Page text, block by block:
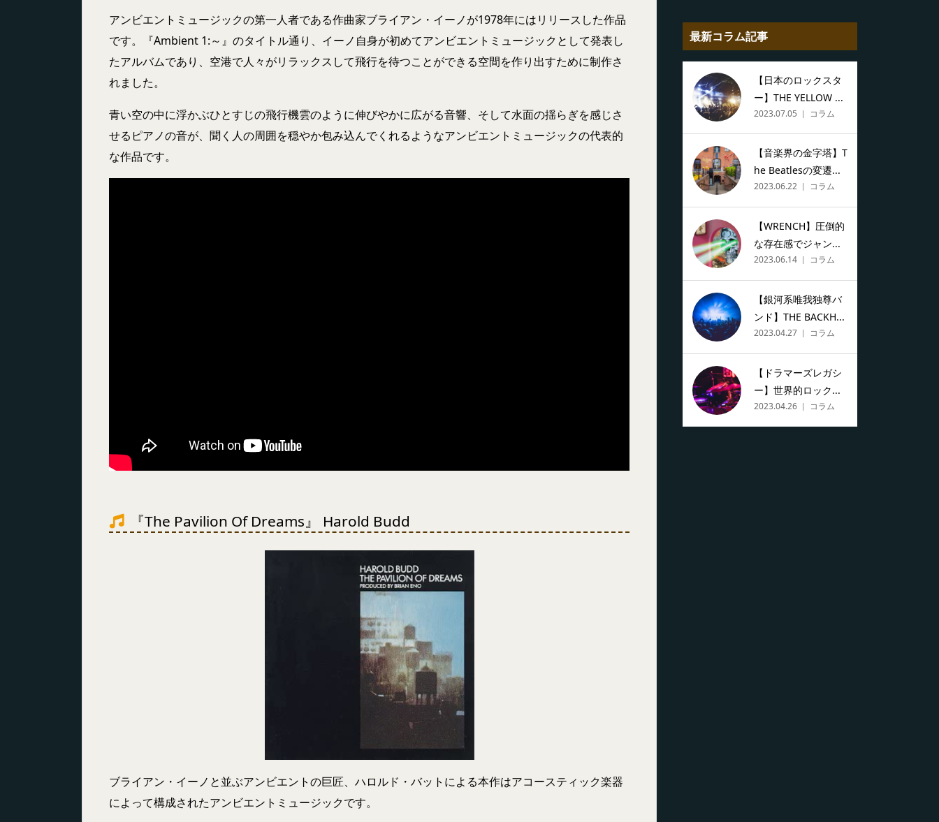
アンビエントミュージックの第一人者である作曲家ブライアン・イーノが1978年にはリリースした作品
です。『Ambient 1:～』のタイトル通り、イーノ自身が初めてアンビエントミュージックとして発表し
たアルバムであり、空港で人々がリラックスして飛行を待つことができる空間を作り出すために制作さ
れました。
青い空の中に浮かぶひとすじの飛行機雲のように伸びやかに広がる音響、そして水面の揺らぎを感じさ
せるピアノの音が、聞く人の周囲を穏やか包み込んでくれるようなアンビエントミュージックの代表的
な作品です。
『The Pavilion Of Dreams』 Harold Budd
ブライアン・イーノと並ぶアンビエントの巨匠、ハロルド・バットによる本作はアコースティック楽器
によって構成されたアンビエントミュージックです。
最新コラム記事
【日本のロックスタ
ー】THE YELLOW ...
2023.07.05 コラム
【音楽界の金字塔】T
he Beatlesの変遷...
2023.06.22 コラム
【WRENCH】圧倒的
な存在感でジャン...
2023.06.14 コラム
【銀河系唯我独尊バ
ンド】THE BACKH...
2023.04.27 コラム
【ドラマーズレガシ
ー】世界的ロック...
2023.04.26 コラム